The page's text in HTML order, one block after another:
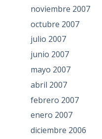
noviembre 2007
octubre 2007
julio 2007
junio 2007
mayo 2007
abril 2007
febrero 2007
enero 2007
diciembre 2006